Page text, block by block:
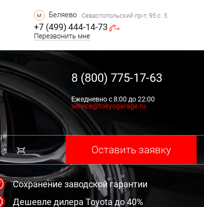
м Беляево Севастопольский пр-т, 95 с. 5
+7 (499) 444-14-73
Перезвонить мне
8 (800) 775-17-63
Ежедневно с 8:00 до 22:00
service@tokyogarage.ru
Оставить заявку
Сохранение заводской гарантии
Дешевле дилера Toyota до 40%